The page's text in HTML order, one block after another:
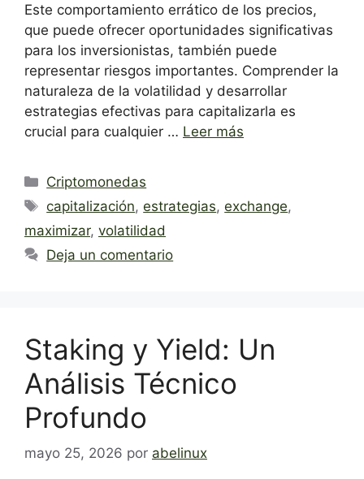
Este comportamiento errático de los precios,
que puede ofrecer oportunidades significativas
para los inversionistas, también puede
representar riesgos importantes. Comprender la
naturaleza de la volatilidad y desarrollar
estrategias efectivas para capitalizarla es
crucial para cualquier … Leer más
Categorías
Criptomonedas
Etiquetas
capitalización,estrategias,exchange,
maximizar, volatilidad
Deja un comentario
Staking y Yield: Un
Análisis Técnico
Profundo
mayo 25, 2026 por abelinux